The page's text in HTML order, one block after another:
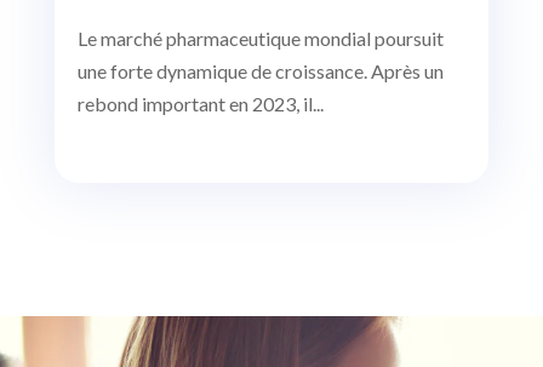
Le marché pharmaceutique mondial poursuit
une forte dynamique de croissance. Après un
rebond important en 2023, il...